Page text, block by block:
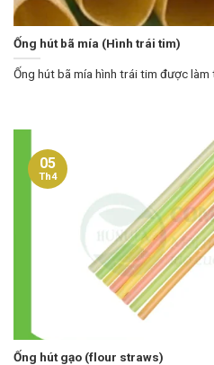
Ống hút bã mía (Hình trái tim)
Ống hút bã mía hình trái tim được làm
Ống hút gạo (flour straws)
05
Th4